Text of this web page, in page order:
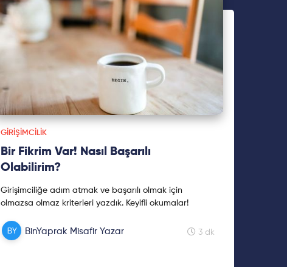
GIRIŞIMCILIK
Bir Fikrim Var! Nasıl Başarılı
Olabilirim?
Girişimciliğe adım atmak ve başarılı olmak için
olmazsa olmaz kriterleri yazdık. Keyifli okumalar!
BinYaprak Misafir Yazar 3 dk